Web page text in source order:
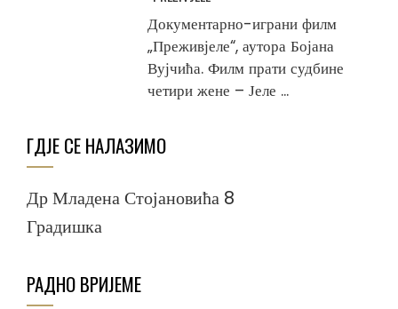
Документарно-играни филм
„Преживјеле“, аутора Бојана
Вујчића. Филм прати судбине
четири жене – Јеле ...
ГДЈЕ СЕ НАЛАЗИМО
Др Младена Стојановића 8
Градишка
РАДНО ВРИЈЕМЕ